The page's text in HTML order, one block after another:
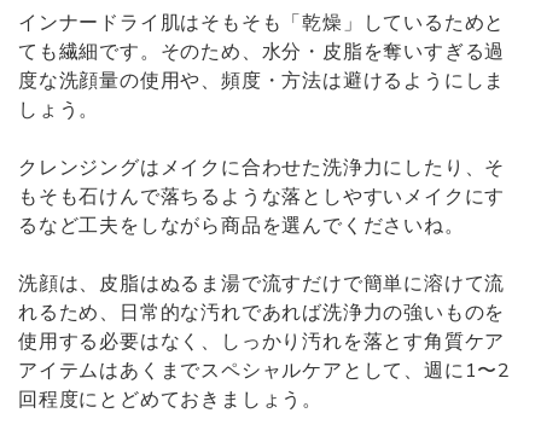
インナードライ肌はそもそも「乾燥」しているためと
ても繊細です。そのため、水分・皮脂を奪いすぎる過
度な洗顔量の使用や、頻度・方法は避けるようにしま
しょう。
クレンジングはメイクに合わせた洗浄力にしたり、そ
もそも石けんで落ちるような落としやすいメイクにす
るなど工夫をしながら商品を選んでくださいね。
洗顔は、皮脂はぬるま湯で流すだけで簡単に溶けて流
れるため、日常的な汚れであれば洗浄力の強いものを
使用する必要はなく、しっかり汚れを落とす角質ケア
アイテムはあくまでスペシャルケアとして、週に1〜2
回程度にとどめておきましょう。